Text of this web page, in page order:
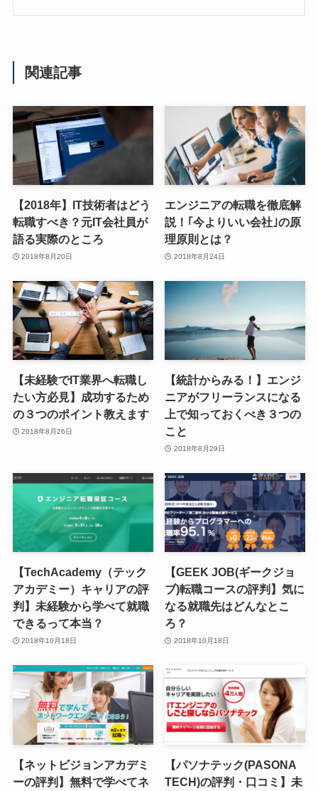
関連記事
【2018年】IT技術者はどう
転職すべき？元IT会社員が
語る実際のところ
2018年8月20日
エンジニアの転職を徹底解
説！｢今よりいい会社｣の原
理原則とは？
2018年8月24日
【未経験でIT業界へ転職し
たい方必見】成功するため
の３つのポイント教えます
2018年8月26日
【統計からみる！】エンジ
ニアがフリーランスになる
上で知っておくべき３つの
こと
2018年8月29日
【TechAcademy（テック
アカデミー）キャリアの評
判】未経験から学べて就職
できるって本当？
2018年10月18日
【GEEK JOB(ギークジョ
ブ)転職コースの評判】気に
なる就職先はどんなとこ
ろ？
2018年10月18日
【ネットビジョンアカデミ
ーの評判】無料で学べてネ
【パソナテック(PASONA
TECH)の評判・口コミ】未